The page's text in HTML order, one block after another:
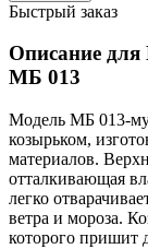
Быстрый заказ
Описание
МБ 013
Модель МБ 013-
козырьком,
материалов.
отталкивающая
легко
ветра и мороза.
которого пришит